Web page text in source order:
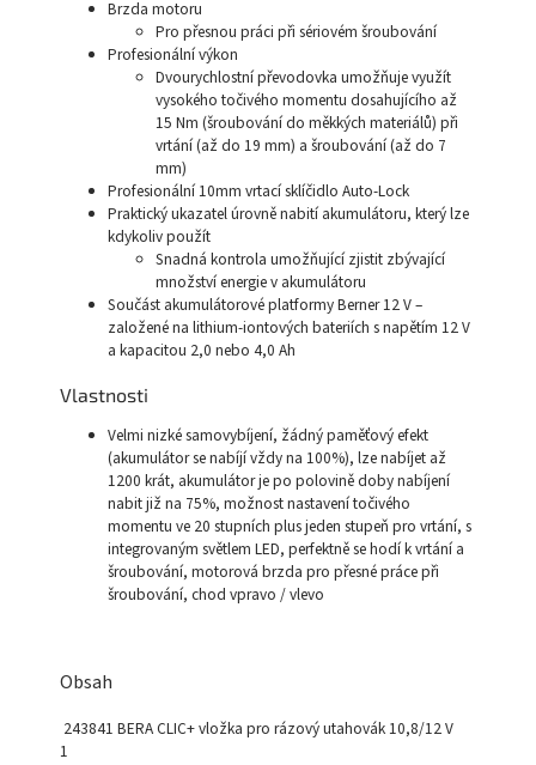
Brzda motoru
Pro přesnou práci při sériovém šroubování
Profesionální výkon
Dvourychlostní převodovka umožňuje využít
vysokého točivého momentu dosahujícího až
15 Nm (šroubování do měkkých materiálů) při
vrtání (až do 19 mm) a šroubování (až do 7
mm)
Profesionální 10mm vrtací sklíčidlo Auto-Lock
Praktický ukazatel úrovně nabití akumulátoru, který lze
kdykoliv použít
Snadná kontrola umožňující zjistit zbývající
množství energie v akumulátoru
Součást akumulátorové platformy Berner 12 V –
založené na lithium-iontových bateriích s napětím 12 V
a kapacitou 2,0 nebo 4,0 Ah
Vlastnosti
Velmi nizké samovybíjení, žádný paměťový efekt
(akumulátor se nabíjí vždy na 100%), lze nabíjet až
1200 krát, akumulátor je po polovině doby nabíjení
nabit již na 75%, možnost nastavení točivého
momentu ve 20 stupních plus jeden stupeň pro vrtání, s
integrovaným světlem LED, perfektně se hodí k vrtání a
šroubování, motorová brzda pro přesné práce při
šroubování, chod vpravo / vlevo
Obsah
243841 BERA CLIC+ vložka pro rázový utahovák 10,8/12 V
1